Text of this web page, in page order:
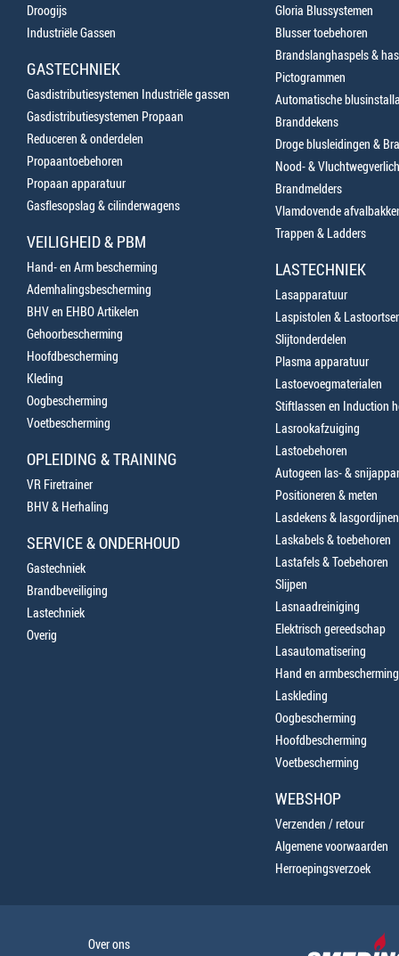
Droogijs
Industriële Gassen
GASTECHNIEK
Gasdistributiesystemen Industriële gassen
Gasdistributiesystemen Propaan
Reduceren & onderdelen
Propaantoebehoren
Propaan apparatuur
Gasflesopslag & cilinderwagens
VEILIGHEID & PBM
Hand- en Arm bescherming
Ademhalingsbescherming
BHV en EHBO Artikelen
Gehoorbescherming
Hoofdbescherming
Kleding
Oogbescherming
Voetbescherming
OPLEIDING & TRAINING
VR Firetrainer
BHV & Herhaling
SERVICE & ONDERHOUD
Gastechniek
Brandbeveiliging
Lastechniek
Overig
Gloria Blussystemen
Blusser toebehoren
Brandslanghaspels &
Pictogrammen
Automatische
Branddekens
Droge blusleidingen &
Nood- &
Brandmelders
Vlamdovende
Trappen & Ladders
LASTECHNIEK
Lasapparatuur
Laspistolen &
Slijtonderdelen
Plasma apparatuur
Lastoevoegmaterialen
Stiftlassen en Induction
Lasrookafzuiging
Lastoebehoren
Autogeen las- &
Positioneren & meten
Lasdekens & lasgordijnen
Laskabels & toebehoren
Lastafels & Toebehoren
Slijpen
Lasnaadreiniging
Elektrisch gereedschap
Lasautomatisering
Hand en armbescherming
Laskleding
Oogbescherming
Hoofdbescherming
Voetbescherming
WEBSHOP
Verzenden / retour
Algemene voorwaarden
Herroepingsverzoek
Over ons